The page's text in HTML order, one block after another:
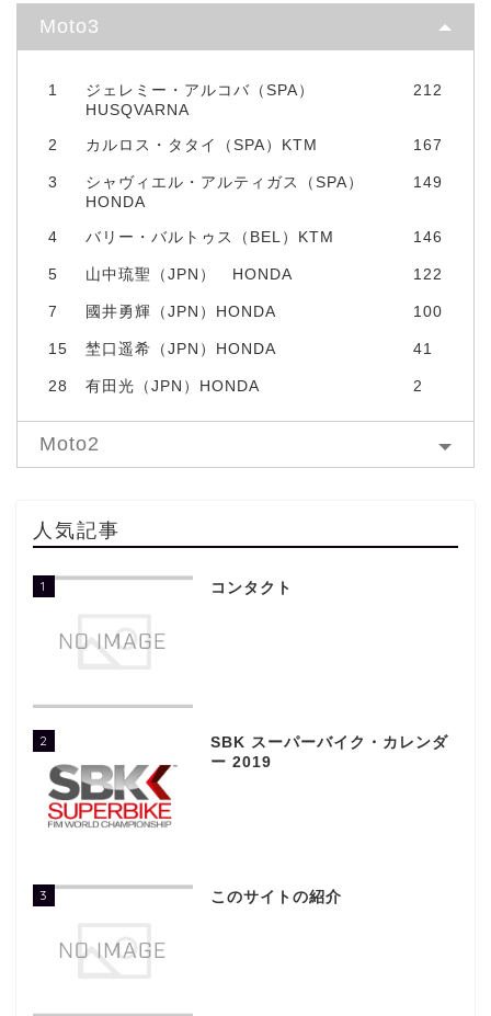
Moto3
1
ジェレミー・アルコバ（SPA）
HUSQVARNA
212
2 カルロス・タタイ（SPA）KTM 167
3
シャヴィエル・アルティガス（SPA）
HONDA
149
4 バリー・バルトゥス（BEL）KTM 146
5 山中琉聖（JPN） HONDA 122
7 國井勇輝（JPN）HONDA 100
15 埜口遥希（JPN）HONDA 41
28 有田光（JPN）HONDA 2
Moto2
人気記事
1 コンタクト
2
SBK スーパーバイク・カレンダ
ー 2019
3 このサイトの紹介